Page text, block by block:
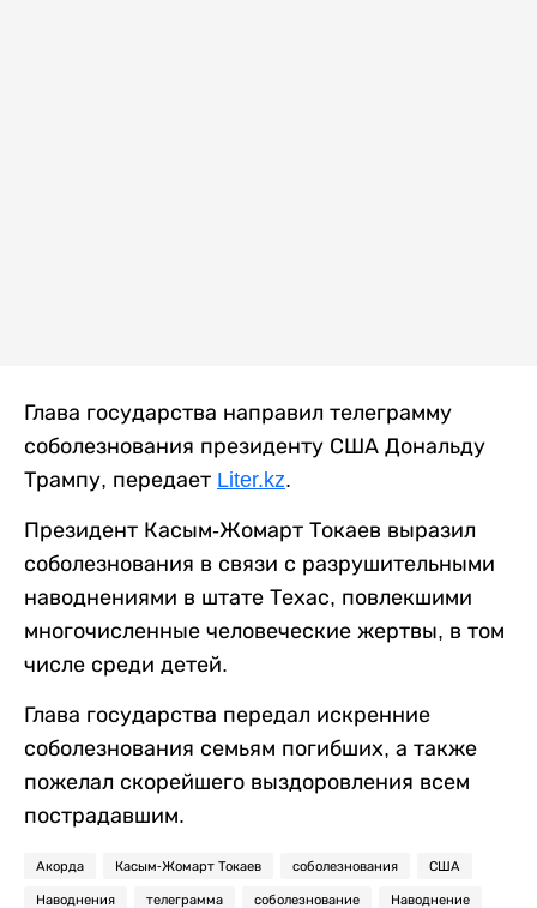
Глава государства направил телеграмму
соболезнования президенту США Дональду
Трампу, передает Liter.kz.
Президент Касым-Жомарт Токаев выразил
соболезнования в связи с разрушительными
наводнениями в штате Техас, повлекшими
многочисленные человеческие жертвы, в том
числе среди детей.
Глава государства передал искренние
соболезнования семьям погибших, а также
пожелал скорейшего выздоровления всем
пострадавшим.
Акорда Касым-Жомарт Токаев соболезнования США
Наводнения телеграмма соболезнование Наводнение